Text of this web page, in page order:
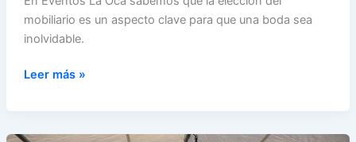
mobiliario es un aspecto clave para que una boda sea
inolvidable.
Top
imprescindibles
Leer más »